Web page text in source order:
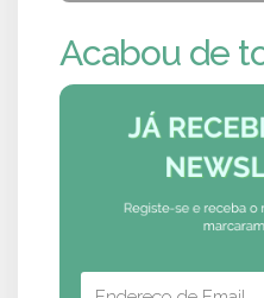
Acabou de